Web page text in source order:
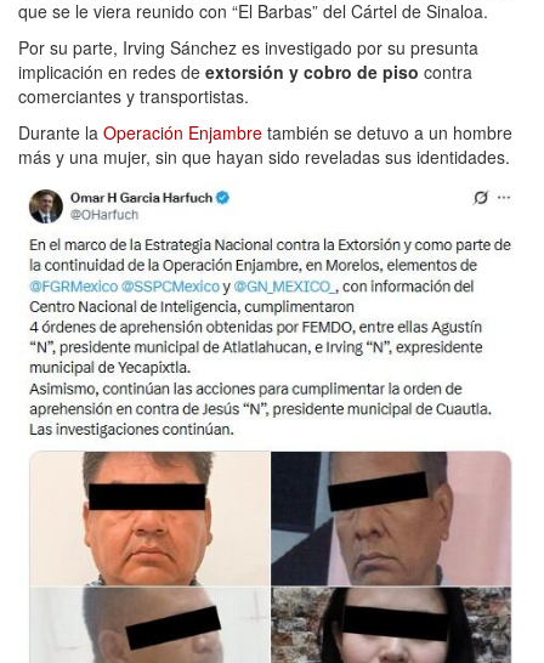
que se le viera reunido con “El Barbas” del Cártel de Sinaloa.
Por su parte, Irving Sánchez es investigado por su presunta
implicación en redes de extorsión y cobro de piso contra
comerciantes y transportistas.
Durante la Operación Enjambre también se detuvo a un hombre
más y una mujer, sin que hayan sido reveladas sus identidades.